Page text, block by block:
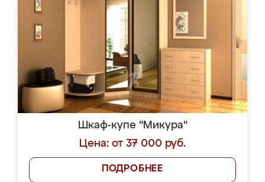
Шкаф-купе "Микура"
Цена: от 37 000 руб.
ПОДРОБНЕЕ